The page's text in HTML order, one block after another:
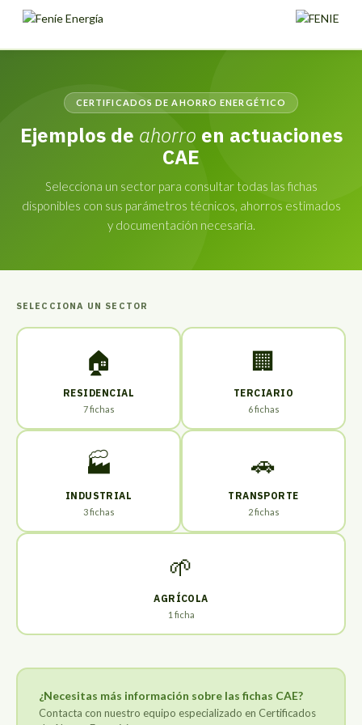
CERTIFICADOS DE AHORRO ENERGÉTICO
Ejemplos de ahorro en actuaciones
CAE
Selecciona un sector para consultar todas las fichas
disponibles con sus parámetros técnicos, ahorros estimados
y documentación necesaria.
SELECCIONA UN SECTOR
🏠
RESIDENCIAL
7 fichas
🏢
TERCIARIO
6 fichas
🏭
INDUSTRIAL
3 fichas
🚗
TRANSPORTE
2 fichas
🌱
AGRÍCOLA
1 ficha
¿Necesitas más información sobre las fichas CAE?
Contacta con nuestro equipo especializado en Certificados